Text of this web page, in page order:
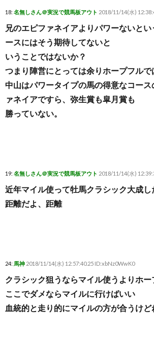
18: 名無しさん＠実況で競馬板アウト 2018/11/14(水)
兄のエピファネイアよりパワーないと
ースにはそう期待してないと
いうことではないか？
つまり陣営にとっては余りホープフルで
中山はパワータイプの馬の得意なコー
ァネイアですら、弥生賞も皐月賞も
勝っていない。
19: 名無しさん＠実況で競馬板アウト 2018/11/14(水)
近年マイル使って牡馬クラシック大成
距離だよ、距離
24: 馬神 2018/11/14(水) 12:57:40.25 ID:xbNz0WwK0
クラシック狙うならマイル使うよりホ
ここでダメならマイルに行けばいい
血統的と走り的にマイルの方が合うけど